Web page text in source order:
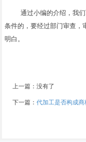
通过小编的介绍，我
条件的，要经过部门审查，
明白。
上一篇：没有了
下一篇： 代加工是否构成商